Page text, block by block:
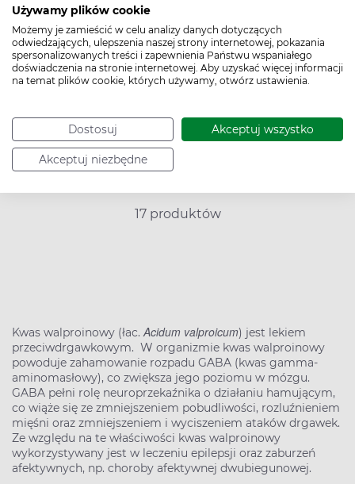
Używamy plików cookie
Możemy je zamieścić w celu analizy danych dotyczących
odwiedzających, ulepszenia naszej strony internetowej, pokazania
spersonalizowanych treści i zapewnienia Państwu wspaniałego
doświadczenia na stronie internetowej. Aby uzyskać więcej informacji
na temat plików cookie, których używamy, otwórz ustawienia.
Dostosuj Akceptuj wszystko
Akceptuj niezbędne
Powiadom o dostępności
prezentowanej na platformie. Nie dotyczy to leków
refundowanych, w stosunku do których obowiązują ceny
urzędowe.
17 produktów
Kwas walproinowy (łac.Acidum valproicum) jest lekiem
przeciwdrgawkowym. W organizmie kwas walproinowy
powoduje zahamowanie rozpadu GABA (kwas gamma-
aminomasłowy), co zwiększa jego poziomu w mózgu.
GABA pełni rolę neuroprzekaźnika o działaniu hamującym,
co wiąże się ze zmniejszeniem pobudliwości, rozluźnieniem
mięśni oraz zmniejszeniem i wyciszeniem ataków drgawek.
Ze względu na te właściwości kwas walproinowy
wykorzystywany jest w leczeniu epilepsji oraz zaburzeń
afektywnych, np. choroby afektywnej dwubiegunowej.